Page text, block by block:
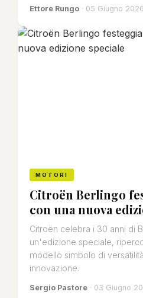
Ettore Rungo · 05 Giugno
MOTORI
Citroën Berlingo
con una nuova
Citroën celebra i 30 anni di
un'edizione speciale,
modello simbolo di
innovazione.
Sergio Pastore · 03 Giugno